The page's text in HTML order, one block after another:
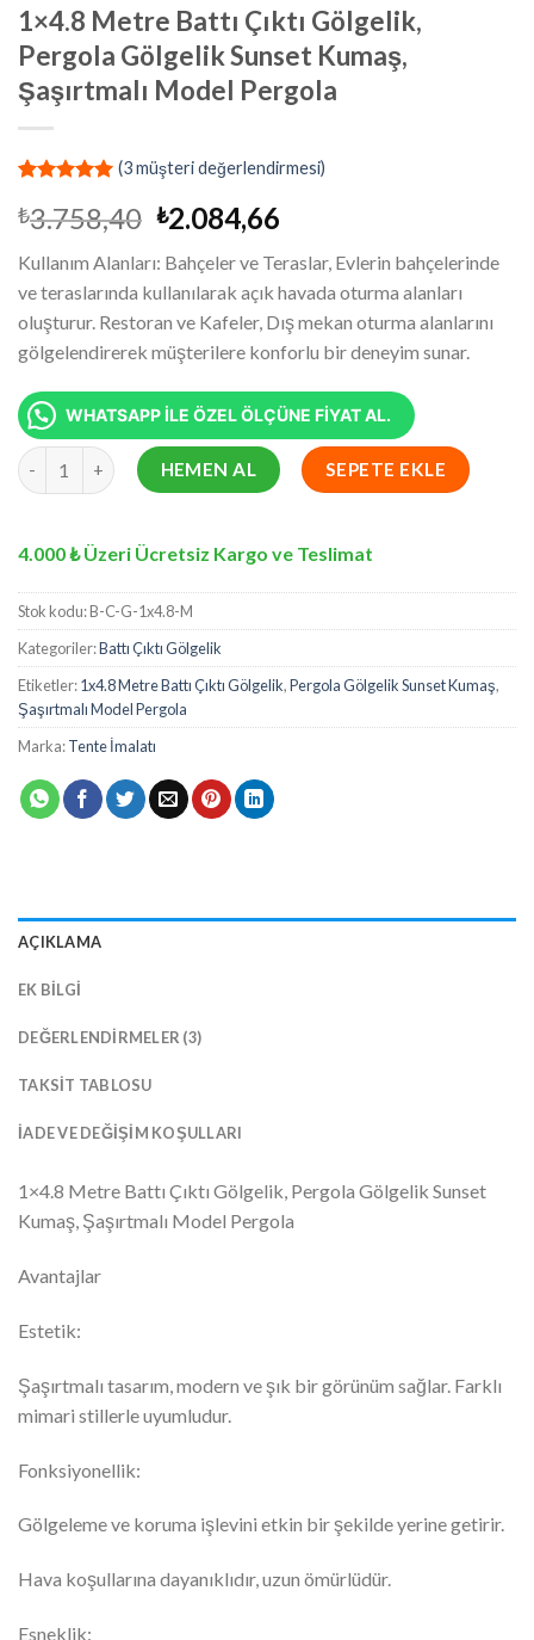
1×4.8 Metre Battı Çıktı Gölgelik,
Pergola Gölgelik Sunset Kumaş,
Şaşırtmalı Model Pergola
puanına
dayanarak
5 üzerinden
5.00puan
aldı
(3müşteri değerlendirmesi)
₺3.758,40 Orijinal
₺3.758,40.
₺2.084,66
fiyat:
₺2.084,66.
Kullanım Alanları: Bahçeler ve Teraslar, Evlerin bahçelerinde
ve teraslarında kullanılarak açık havada oturma alanları
oluşturur. Restoran ve Kafeler, Dış mekan oturma alanlarını
gölgelendirerek müşterilere konforlu bir deneyim sunar.
WHATSAPP İLE ÖZEL ÖLÇÜNE FİYAT AL.
1x4.8 Metre Battı Çıktı Gölgelik, Pergola Gölgelik Sunset
HEMEN AL SEPETE EKLE
4.000 ₺ Üzeri Ücretsiz Kargo ve Teslimat
Stok kodu:B-C-G-1x4.8-M
Kategoriler:Battı Çıktı Gölgelik
Etiketler:1x4.8 Metre Battı Çıktı Gölgelik,Pergola Gölgelik Sunset Kumaş,
Şaşırtmalı Model Pergola
Marka:Tente İmalatı
AÇIKLAMA
EK BILGI
DEĞERLENDIRMELER (3)
TAKSIT TABLOSU
İADE VE DEĞIŞIM KOŞULLARI
1×4.8 Metre Battı Çıktı Gölgelik, Pergola Gölgelik Sunset
Kumaş, Şaşırtmalı Model Pergola
Avantajlar
Estetik:
Şaşırtmalı tasarım, modern ve şık bir görünüm sağlar. Farklı
mimari stillerle uyumludur.
Fonksiyonellik:
Gölgeleme ve koruma işlevini etkin bir şekilde yerine getirir.
Hava koşullarına dayanıklıdır, uzun ömürlüdür.
Esneklik: